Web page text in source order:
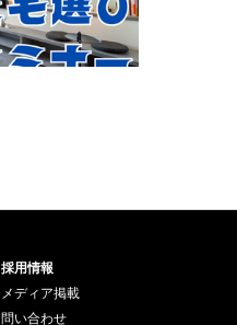
採用情報
メディア掲載
問い合わせ